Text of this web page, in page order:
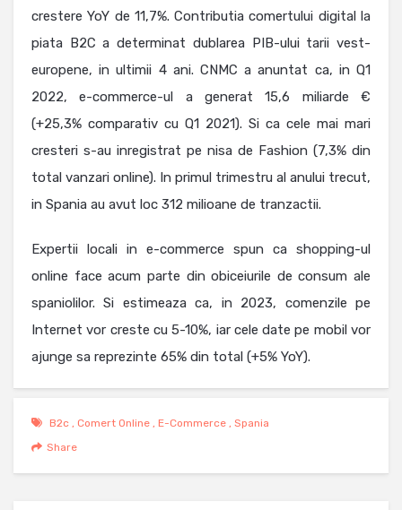
crestere YoY de 11,7%. Contributia comertului digital la
piata B2C a determinat dublarea PIB-ului tarii vest-
europene, in ultimii 4 ani. CNMC a anuntat ca, in Q1
2022, e-commerce-ul a generat 15,6 miliarde €
(+25,3% comparativ cu Q1 2021). Si ca cele mai mari
cresteri s-au inregistrat pe nisa de Fashion (7,3% din
total vanzari online). In primul trimestru al anului trecut,
in Spania au avut loc 312 milioane de tranzactii.
Expertii locali in e-commerce spun ca shopping-ul
online face acum parte din obiceiurile de consum ale
spaniolilor. Si estimeaza ca, in 2023, comenzile pe
Internet vor creste cu 5-10%, iar cele date pe mobil vor
ajunge sa reprezinte 65% din total (+5% YoY).
B2c , Comert Online , E-Commerce , Spania
Share